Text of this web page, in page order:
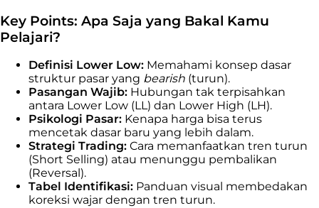
Key Points: Apa Saja yang Bakal Kamu
Pelajari?
Definisi Lower Low: Memahami konsep dasar
struktur pasar yang bearish (turun).
Pasangan Wajib: Hubungan tak terpisahkan
antara Lower Low (LL) dan Lower High (LH).
Psikologi Pasar: Kenapa harga bisa terus
mencetak dasar baru yang lebih dalam.
Strategi Trading: Cara memanfaatkan tren turun
(Short Selling) atau menunggu pembalikan
(Reversal).
Tabel Identifikasi: Panduan visual membedakan
koreksi wajar dengan tren turun.